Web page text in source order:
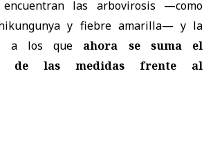
las arbovirosis —como
y fiebre amarilla— y la
a los que ahora se suma el
de las medidas frente al